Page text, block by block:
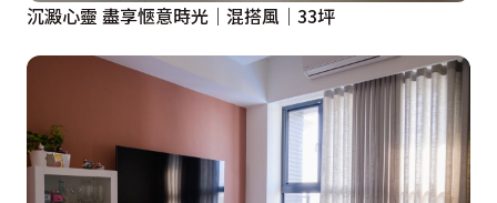
沉澱心靈 盡享愜意時光｜混搭風｜33坪